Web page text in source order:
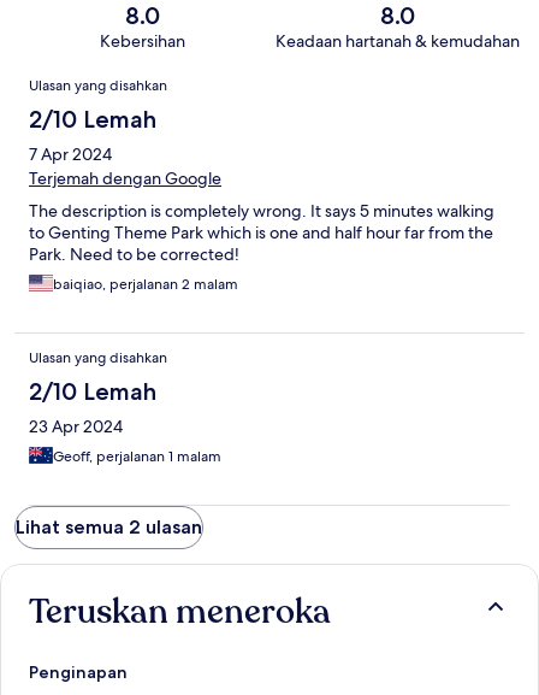
8.0
Kebersihan
8.0
Keadaan hartanah & kemudahan
Ulasan
Ulasan yang disahkan
2/10 Lemah
7 Apr 2024
Terjemah dengan Google
The description is completely wrong. It says 5 minutes walking
to Genting Theme Park which is one and half hour far from the
Park. Need to be corrected!
baiqiao, perjalanan 2 malam
Ulasan yang disahkan
2/10 Lemah
23 Apr 2024
Geoff, perjalanan 1 malam
Lihat semua 2 ulasan
Teruskan meneroka
Penginapan